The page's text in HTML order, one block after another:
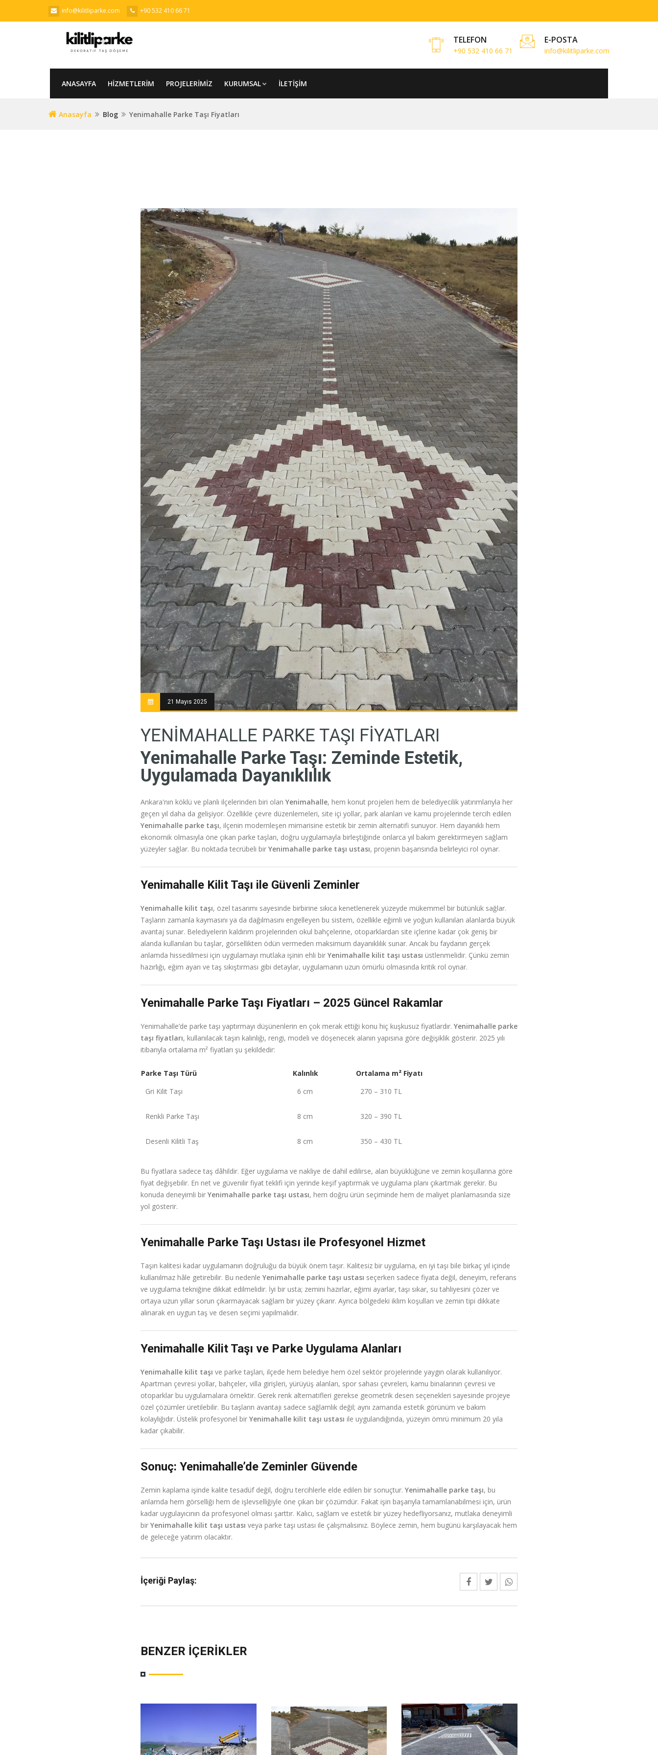
info@kilitliparke.com +90 532 410 66 71
TELEFON
+90 532 410 66 71
E-POSTA
info@kilitliparke.com
ANASAYFA HIZMETLERIM PROJELERIMIZ KURUMSAL İLETIŞIM
Anasayfa Blog Yenimahalle Parke Taşı Fiyatları
YENIMAHALLE PARKE TAŞI FIYATLARI
21 Mayıs 2025
Yenimahalle Parke Taşı: Zeminde Estetik,
Uygulamada Dayanıklılık
Ankara'nın köklü ve planlı ilçelerinden biri olan Yenimahalle, hem konut projeleri hem de belediyecilik yatırımlarıyla her
geçen yıl daha da gelişiyor. Özellikle çevre düzenlemeleri, site içi yollar, park alanları ve kamu projelerinde tercih edilen
Yenimahalle parke taşı, ilçenin modernleşen mimarisine estetik bir zemin alternatifi sunuyor. Hem dayanıklı hem
ekonomik olmasıyla öne çıkan parke taşları, doğru uygulamayla birleştiğinde onlarca yıl bakım gerektirmeyen sağlam
yüzeyler sağlar. Bu noktada tecrübeli bir Yenimahalle parke taşı ustası, projenin başarısında belirleyici rol oynar.
Yenimahalle Kilit Taşı ile Güvenli Zeminler
Yenimahalle kilit taşı, özel tasarımı sayesinde birbirine sıkıca kenetlenerek yüzeyde mükemmel bir bütünlük sağlar.
Taşların zamanla kaymasını ya da dağılmasını engelleyen bu sistem, özellikle eğimli ve yoğun kullanılan alanlarda büyük
avantaj sunar. Belediyelerin kaldırım projelerinden okul bahçelerine, otoparklardan site içlerine kadar çok geniş bir
alanda kullanılan bu taşlar, görsellikten ödün vermeden maksimum dayanıklılık sunar. Ancak bu faydanın gerçek
anlamda hissedilmesi için uygulamayı mutlaka işinin ehli bir Yenimahalle kilit taşı ustası üstlenmelidir. Çünkü zemin
hazırlığı, eğim ayarı ve taş sıkıştırması gibi detaylar, uygulamanın uzun ömürlü olmasında kritik rol oynar.
Yenimahalle Parke Taşı Fiyatları – 2025 Güncel Rakamlar
Yenimahalle’de parke taşı yaptırmayı düşünenlerin en çok merak ettiği konu hiç kuşkusuz fiyatlardır. Yenimahalle parke
taşı fiyatları, kullanılacak taşın kalınlığı, rengi, modeli ve döşenecek alanın yapısına göre değişiklik gösterir. 2025 yılı
itibarıyla ortalama m² fiyatları şu şekildedir:
Parke Taşı Türü Kalınlık
Ortalama m² Fiyatı
Gri Kilit Taşı
6 cm 270 – 310 TL
Renkli Parke Taşı 8 cm 320 – 390 TL
Desenli Kilitli Taş 8 cm 350 – 430 TL
Bu fiyatlara sadece taş dâhildir. Eğer uygulama ve nakliye de dahil edilirse, alan büyüklüğüne ve zemin koşullarına göre
fiyat değişebilir. En net ve güvenilir fiyat teklifi için yerinde keşif yaptırmak ve uygulama planı çıkartmak gerekir. Bu
konuda deneyimli bir Yenimahalle parke taşı ustası, hem doğru ürün seçiminde hem de maliyet planlamasında size
yol gösterir.
Yenimahalle Parke Taşı Ustası ile Profesyonel Hizmet
Taşın kalitesi kadar uygulamanın doğruluğu da büyük önem taşır. Kalitesiz bir uygulama, en iyi taşı bile birkaç yıl içinde
kullanılmaz hâle getirebilir. Bu nedenle Yenimahalle parke taşı ustası seçerken sadece fiyata değil, deneyim, referans
ve uygulama tekniğine dikkat edilmelidir. İyi bir usta; zemini hazırlar, eğimi ayarlar, taşı sıkar, su tahliyesini çözer ve
ortaya uzun yıllar sorun çıkarmayacak sağlam bir yüzey çıkarır. Ayrıca bölgedeki iklim koşulları ve zemin tipi dikkate
alınarak en uygun taş ve desen seçimi yapılmalıdır.
Yenimahalle Kilit Taşı ve Parke Uygulama Alanları
Yenimahalle kilit taşı ve parke taşları, ilçede hem belediye hem özel sektör projelerinde yaygın olarak kullanılıyor.
Apartman çevresi yollar, bahçeler, villa girişleri, yürüyüş alanları, spor sahası çevreleri, kamu binalarının çevresi ve
otoparklar bu uygulamalara örnektir. Gerek renk alternatifleri gerekse geometrik desen seçenekleri sayesinde projeye
özel çözümler üretilebilir. Bu taşların avantajı sadece sağlamlık değil; aynı zamanda estetik görünüm ve bakım
kolaylığıdır. Üstelik profesyonel bir Yenimahalle kilit taşı ustası ile uygulandığında, yüzeyin ömrü minimum 20 yıla
kadar çıkabilir.
Sonuç: Yenimahalle’de Zeminler Güvende
Zemin kaplama işinde kalite tesadüf değil, doğru tercihlerle elde edilen bir sonuçtur. Yenimahalle parke taşı, bu
anlamda hem görselliği hem de işlevselliğiyle öne çıkan bir çözümdür. Fakat işin başarıyla tamamlanabilmesi için, ürün
kadar uygulayıcının da profesyonel olması şarttır. Kalıcı, sağlam ve estetik bir yüzey hedefliyorsanız, mutlaka deneyimli
bir Yenimahalle kilit taşı ustası veya parke taşı ustası ile çalışmalısınız. Böylece zemin, hem bugünü karşılayacak hem
de geleceğe yatırım olacaktır.
İçeriği Paylaş:
BENZER İÇERIKLER